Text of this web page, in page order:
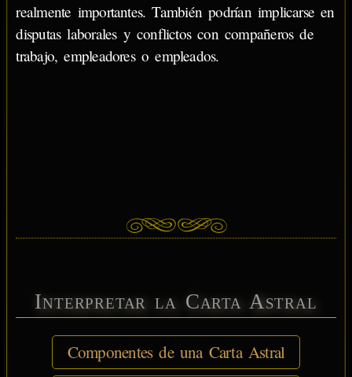
realmente importantes. También podrían implicarse en
disputas laborales y conflictos con compañeros de
trabajo, empleadores o empleados.
Interpretar la Carta Astral
Componentes de una Carta Astral